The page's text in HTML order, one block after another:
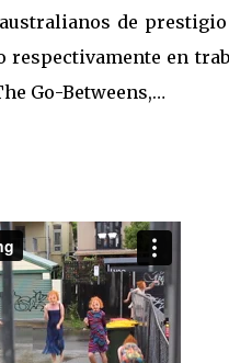
de
en
Go-Betweens,…